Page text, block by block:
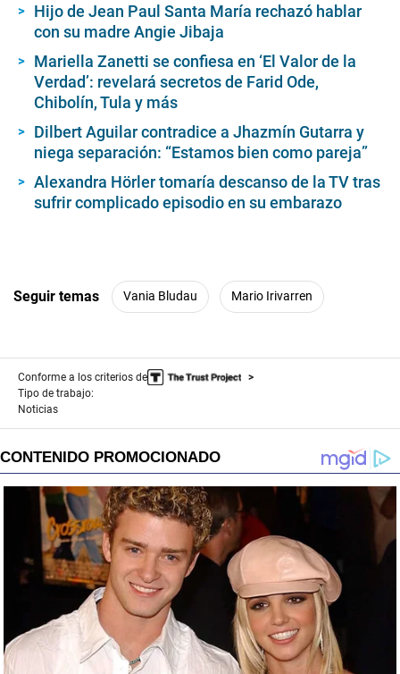
Hijo de Jean Paul Santa María rechazó hablar
con su madre Angie Jibaja
Mariella Zanetti se confiesa en ‘El Valor de la
Verdad’: revelará secretos de Farid Ode,
Chibolín, Tula y más
Dilbert Aguilar contradice a Jhazmín Gutarra y
niega separación: “Estamos bien como pareja”
Alexandra Hörler tomaría descanso de la TV tras
sufrir complicado episodio en su embarazo
Seguir temas Vania Bludau Mario Irivarren
Conforme a los criterios de
Tipo de trabajo:
Noticias